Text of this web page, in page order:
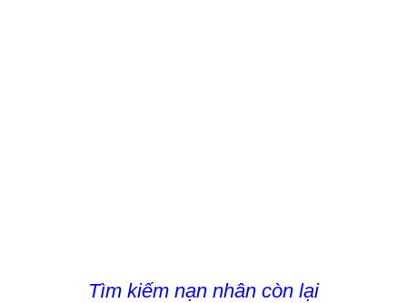
Tìm kiếm nạn nhân còn lại